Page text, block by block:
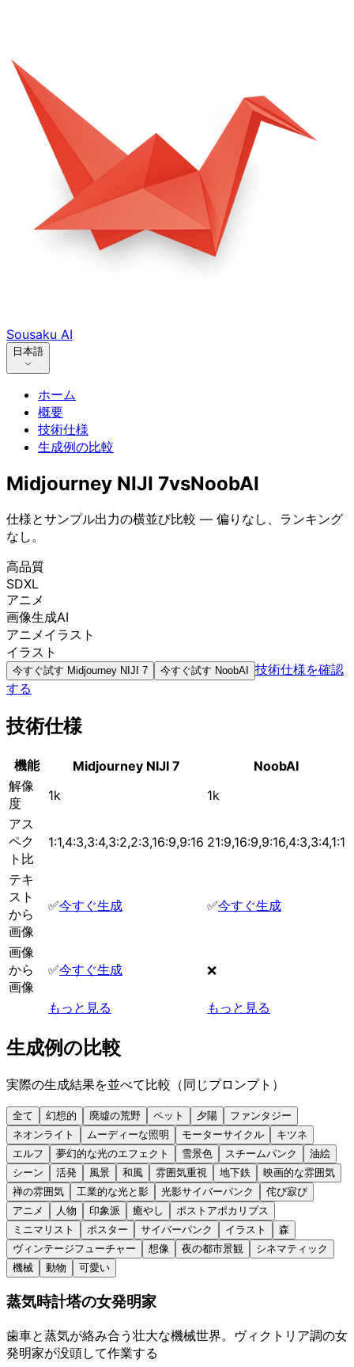
Sousaku AI
日本語
ホーム
概要
技術仕様
生成例の比較
Midjourney NIJI 7vsNoobAI
仕様とサンプル出力の横並び比較 — 偏りなし、ランキング
なし。
高品質
SDXL
アニメ
画像生成AI
アニメイラスト
イラスト
今すぐ試す Midjourney NIJI 7 今すぐ試す NoobAI
技術仕様を確認
する
技術仕様
機能 Midjourney NIJI 7
NoobAI
解像
度
1k
1k
アス
ペク
ト比
1:1,4:3,3:4,3:2,2:3,16:9,9:16 21:9,16:9,9:16,4:3,3:4,1:1
テキ
スト
から
画像
✅今すぐ生成 ✅今すぐ生成
画像
から
画像
✅今すぐ生成 ❌
もっと見る もっと見る
生成例の比較
実際の生成結果を並べて比較（同じプロンプト）
全て 幻想的 廃墟の荒野 ペット 夕陽
ファンタジー
ネオンライト
ムーディーな照明 モーターサイクル
キツネ
エルフ
夢幻的な光のエフェクト 雪景色 スチームパンク
油絵
シーン
活発 風景 和風 雰囲気重視 地下鉄
映画的な雰囲気
禅の雰囲気
工業的な光と影 光影サイバーパンク
侘び寂び
アニメ
人物 印象派 癒やし
ポストアポカリプス
ミニマリスト
ポスター サイバーパンク イラスト
森
ヴィンテージフューチャー
想像 夜の都市景観
シネマティック
機械
動物 可愛い
蒸気時計塔の女発明家
歯車と蒸気が絡み合う壮大な機械世界。ヴィクトリア調の女
発明家が没頭して作業する